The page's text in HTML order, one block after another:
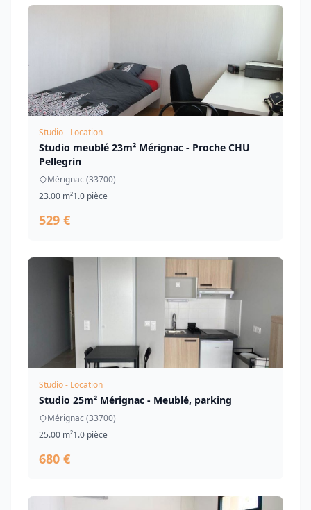
Studio - Location
Studio meublé 23m² Mérignac - Proche CHU
Pellegrin
Mérignac (33700)
23.00 m²1.0 pièce
529 €
Studio - Location
Studio 25m² Mérignac - Meublé, parking
Mérignac (33700)
25.00 m²1.0 pièce
680 €